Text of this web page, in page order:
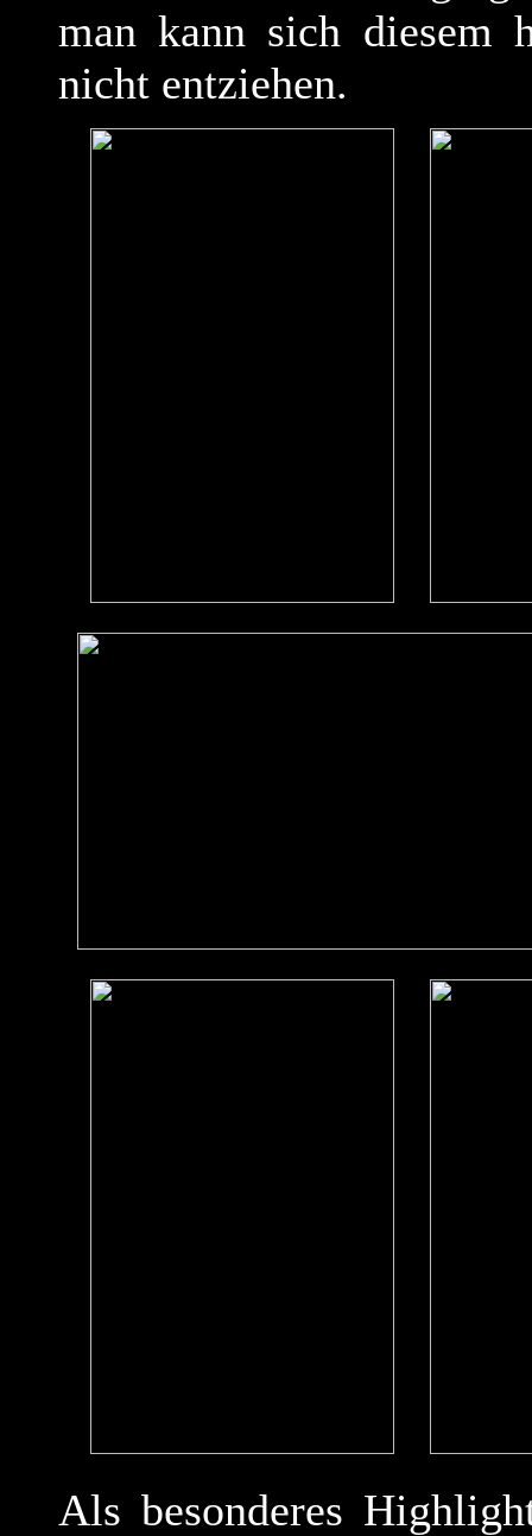
man kann sich diesem
nicht entziehen.
Als besonderes